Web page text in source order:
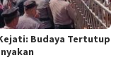
Budaya Tertutup